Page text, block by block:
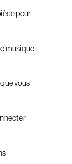
pour
musique
vous